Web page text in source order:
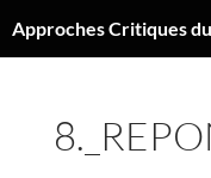
au